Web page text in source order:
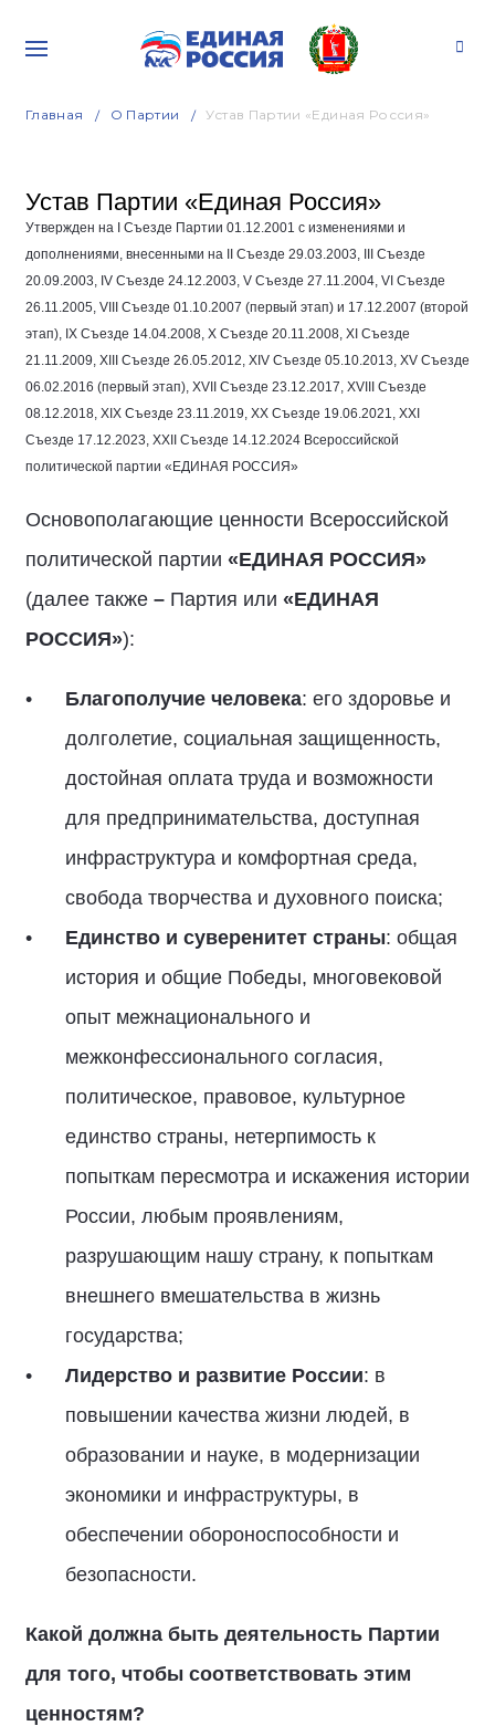
Главная О Партии Устав Партии «Единая Россия»
Устав Партии «Единая Россия»
Утвержден на I Съезде Партии 01.12.2001 с изменениями и
дополнениями, внесенными на II Съезде 29.03.2003, III Съезде
20.09.2003, IV Съезде 24.12.2003, V Съезде 27.11.2004, VI Съезде
26.11.2005, VIII Съезде 01.10.2007 (первый этап) и 17.12.2007 (второй
этап), IX Съезде 14.04.2008, Х Съезде 20.11.2008, ХI Съезде
21.11.2009, ХIII Съезде 26.05.2012, ХIV Съезде 05.10.2013, ХV Съезде
06.02.2016 (первый этап), XVII Съезде 23.12.2017, XVIII Съезде
08.12.2018, XIX Съезде 23.11.2019, XX Съезде 19.06.2021, XXI
Съезде 17.12.2023, XXII Съезде 14.12.2024 Всероссийской
политической партии «ЕДИНАЯ РОССИЯ»
Основополагающие ценности Всероссийской
политической партии «ЕДИНАЯ РОССИЯ»
(далее также – Партия или «ЕДИНАЯ
РОССИЯ»):
Благополучие человека: его здоровье и
долголетие, социальная защищенность,
достойная оплата труда и возможности
для предпринимательства, доступная
инфраструктура и комфортная среда,
свобода творчества и духовного поиска;
Единство и суверенитет страны: общая
история и общие Победы, многовековой
опыт межнационального и
межконфессионального согласия,
политическое, правовое, культурное
единство страны, нетерпимость к
попыткам пересмотра и искажения истории
России, любым проявлениям,
разрушающим нашу страну, к попыткам
внешнего вмешательства в жизнь
государства;
Лидерство и развитие России: в
повышении качества жизни людей, в
образовании и науке, в модернизации
экономики и инфраструктуры, в
обеспечении обороноспособности и
безопасности.
Какой должна быть деятельность Партии
для того, чтобы соответствовать этим
ценностям?